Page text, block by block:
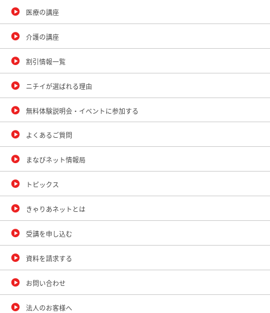
医療の講座
介護の講座
割引情報一覧
ニチイが選ばれる理由
無料体験説明会・イベントに参加する
よくあるご質問
まなびネット情報局
トピックス
きゃりあネットとは
受講を申し込む
資料を請求する
お問い合わせ
法人のお客様へ